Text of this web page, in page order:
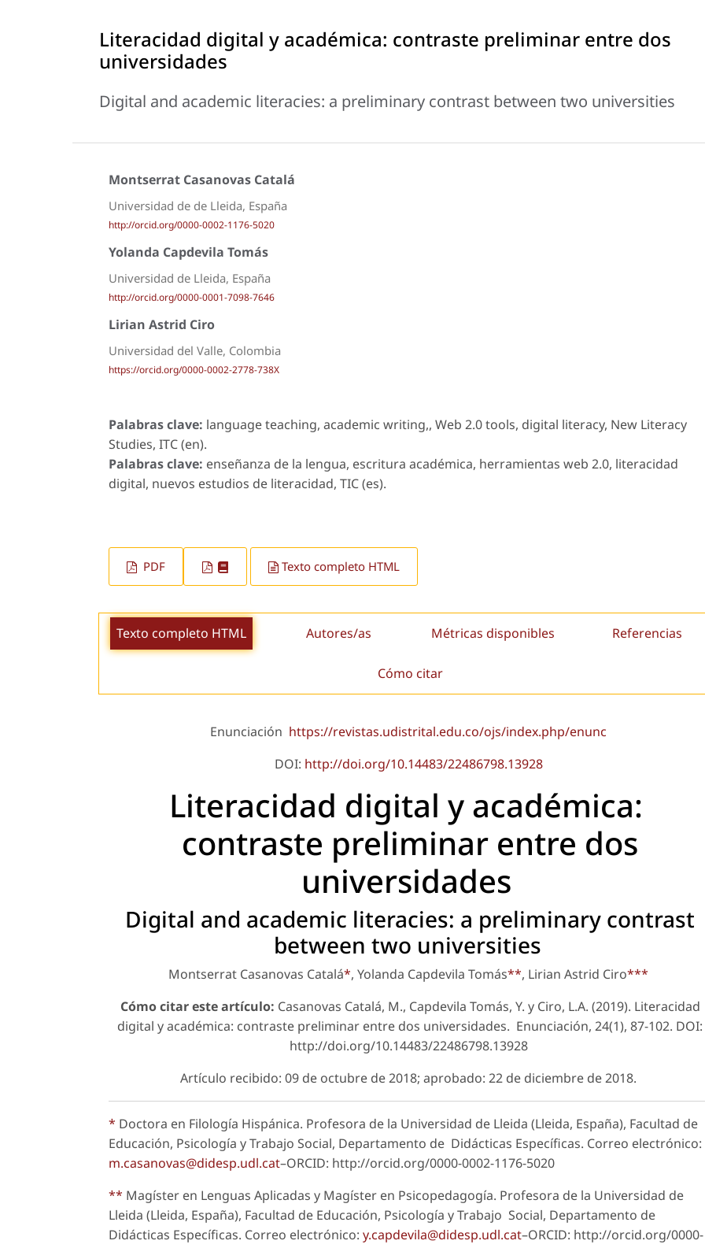
Literacidad digital y académica: contraste preliminar entre dos
universidades
Digital and academic literacies: a preliminary contrast between two universities
Montserrat Casanovas Catalá
Universidad de de Lleida, España
http://orcid.org/0000-0002-1176-5020
Yolanda Capdevila Tomás
Universidad de Lleida, España
http://orcid.org/0000-0001-7098-7646
Lirian Astrid Ciro
Universidad del Valle, Colombia
https://orcid.org/0000-0002-2778-738X
Palabras clave: language teaching, academic writing,, Web 2.0 tools, digital literacy, New Literacy
Studies, ITC (en).
Palabras clave: enseñanza de la lengua, escritura académica, herramientas web 2.0, literacidad
digital, nuevos estudios de literacidad, TIC (es).
PDF Texto completo HTML
Texto completo HTML Autores/as Métricas disponibles Referencias
Cómo citar
Enunciación https://revistas.udistrital.edu.co/ojs/index.php/enunc
DOI: http://doi.org/10.14483/22486798.13928
Literacidad digital y académica:
contraste preliminar entre dos
universidades
Digital and academic literacies: a preliminary contrast
between two universities
Montserrat Casanovas Catalá*, Yolanda Capdevila Tomás**, Lirian Astrid Ciro***
Cómo citar este artículo: Casanovas Catalá, M., Capdevila Tomás, Y. y Ciro, L.A. (2019). Literacidad
digital y académica: contraste preliminar entre dos universidades. Enunciación, 24(1), 87-102. DOI:
http://doi.org/10.14483/22486798.13928
Artículo recibido: 09 de octubre de 2018; aprobado: 22 de diciembre de 2018.
* Doctora en Filología Hispánica. Profesora de la Universidad de Lleida (Lleida, España), Facultad de
Educación, Psicología y Trabajo Social, Departamento de Didácticas Específicas. Correo electrónico:
m.casanovas@didesp.udl.cat–ORCID: http://orcid.org/0000-0002-1176-5020
** Magíster en Lenguas Aplicadas y Magíster en Psicopedagogía. Profesora de la Universidad de
Lleida (Lleida, España), Facultad de Educación, Psicología y Trabajo Social, Departamento de
Didácticas Específicas. Correo electrónico: y.capdevila@didesp.udl.cat–ORCID: http://orcid.org/0000-